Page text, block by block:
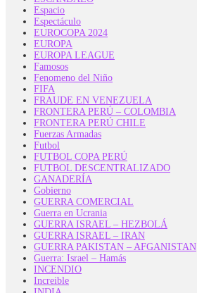
Espacio
Espectáculo
EUROCOPA 2024
EUROPA
EUROPA LEAGUE
Famosos
Fenomeno del Niño
FIFA
FRAUDE EN VENEZUELA
FRONTERA PERÚ – COLOMBIA
FRONTERA PERÚ CHILE
Fuerzas Armadas
Futbol
FUTBOL COPA PERÚ
FUTBOL DESCENTRALIZADO
GANADERÍA
Gobierno
GUERRA COMERCIAL
Guerra en Ucrania
GUERRA ISRAEL – HEZBOLÁ
GUERRA ISRAEL – IRAN
GUERRA PAKISTAN – AFGANISTAN
Guerra: Israel – Hamás
INCENDIO
Increible